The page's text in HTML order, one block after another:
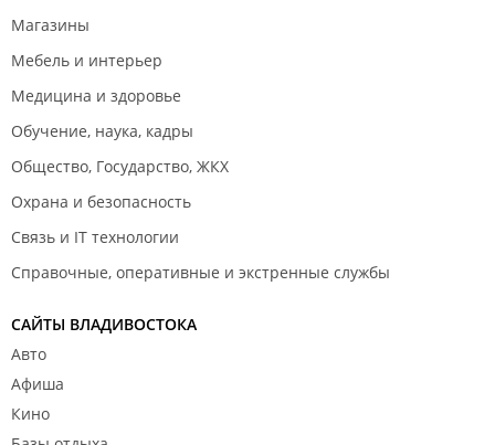
Магазины
Мебель и интерьер
Медицина и здоровье
Обучение, наука, кадры
Общество, Государство, ЖКХ
Охрана и безопасность
Связь и IT технологии
Справочные, оперативные и экстренные службы
САЙТЫ ВЛАДИВОСТОКА
Авто
Афиша
Кино